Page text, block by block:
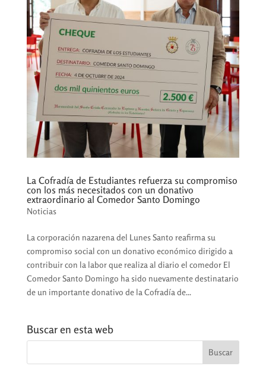
La Cofradía de Estudiantes refuerza su compromiso
con los más necesitados con un donativo
extraordinario al Comedor Santo Domingo
Noticias
La corporación nazarena del Lunes Santo reafirma su
compromiso social con un donativo económico dirigido a
contribuir con la labor que realiza al diario el comedor El
Comedor Santo Domingo ha sido nuevamente destinatario
de un importante donativo de la Cofradía de...
Buscar en esta web